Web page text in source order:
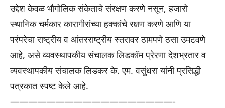
उद्देश केवळ भौगोलिक संकेताचे संरक्षण करणे नसून, हजारो
स्थानिक चर्मकार कारागीरांच्या हक्कांचे रक्षण करणे आणि या
परंपरेचा राष्ट्रीय व आंतरराष्ट्रीय स्तरावर ठामपणे ठसा उमटवणे
आहे, असे व्यवस्थापकीय संचालक लिडकॉम प्रेरणा देशभ्रतार व
व्यवस्थापकीय संचालक लिडकर के. एम. वसुंधरा यांनी प्रसिद्धी
पत्रकात स्पष्ट केले आहे.
——————————————————-